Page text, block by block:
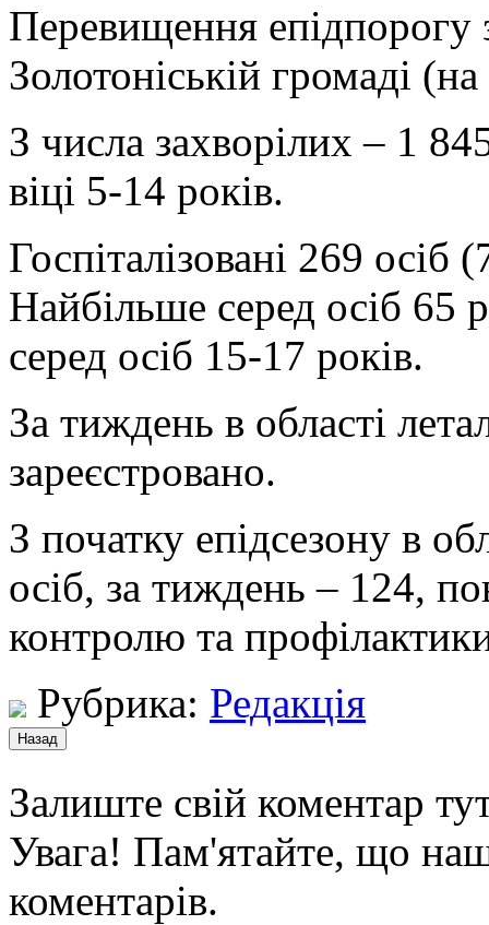
Перевищення епідпорогу
Золотоніській громаді
З числа захворілих – 1
віці 5-14 років.
Госпіталізовані 269 осіб
Найбільше серед осіб 65
серед осіб 15-17 років.
За тиждень в області
зареєстровано.
З початку епідсезону в
осіб, за тиждень – 124,
контролю та
Рубрика: Редакція
Залиште свій коментар
Увага! Пам'ятайте, що
коментарів.